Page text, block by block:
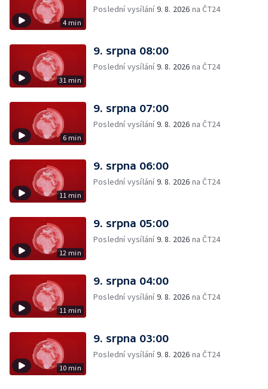
4 min
Poslední vysílání9. 8. 2026 na ČT24
31 min
9. srpna 08:00
Poslední vysílání9. 8. 2026 na ČT24
6 min
9. srpna 07:00
Poslední vysílání9. 8. 2026 na ČT24
11 min
9. srpna 06:00
Poslední vysílání9. 8. 2026 na ČT24
12 min
9. srpna 05:00
Poslední vysílání9. 8. 2026 na ČT24
11 min
9. srpna 04:00
Poslední vysílání9. 8. 2026 na ČT24
10 min
9. srpna 03:00
Poslední vysílání9. 8. 2026 na ČT24